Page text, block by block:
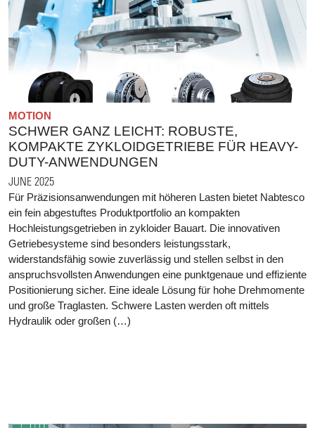
MOTION
SCHWER GANZ LEICHT: ROBUSTE,
KOMPAKTE ZYKLOIDGETRIEBE FÜR HEAVY-
DUTY-ANWENDUNGEN
JUNE 2025
Für Präzisionsanwendungen mit höheren Lasten bietet Nabtesco
ein fein abgestuftes Produktportfolio an kompakten
Hochleistungsgetrieben in zykloider Bauart. Die innovativen
Getriebesysteme sind besonders leistungsstark,
widerstandsfähig sowie zuverlässig und stellen selbst in den
anspruchsvollsten Anwendungen eine punktgenaue und effiziente
Positionierung sicher. Eine ideale Lösung für hohe Drehmomente
und große Traglasten. Schwere Lasten werden oft mittels
Hydraulik oder großen (…)